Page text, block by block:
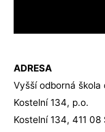
ADRESA
Vyšší odborná
Kostelní 134, p.o.
Kostelní 134, 411 08